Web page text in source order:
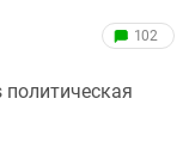
102